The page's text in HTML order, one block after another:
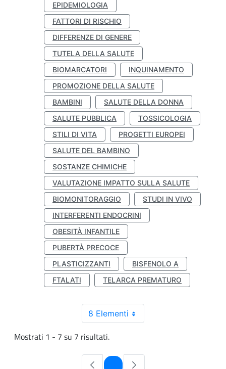
EPIDEMIOLOGIA
FATTORI DI RISCHIO
DIFFERENZE DI GENERE
TUTELA DELLA SALUTE
BIOMARCATORI
INQUINAMENTO
PROMOZIONE DELLA SALUTE
BAMBINI
SALUTE DELLA DONNA
SALUTE PUBBLICA
TOSSICOLOGIA
STILI DI VITA
PROGETTI EUROPEI
SALUTE DEL BAMBINO
SOSTANZE CHIMICHE
VALUTAZIONE IMPATTO SULLA SALUTE
BIOMONITORAGGIO
STUDI IN VIVO
INTERFERENTI ENDOCRINI
OBESITÀ INFANTILE
PUBERTÀ PRECOCE
PLASTICIZZANTI
BISFENOLO A
FTALATI
TELARCA PREMATURO
8 Elementi
Mostrati 1 - 7 su 7 risultati.
Pagina